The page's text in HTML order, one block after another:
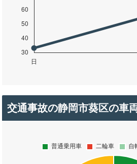
交通事故の静岡市葵区の車